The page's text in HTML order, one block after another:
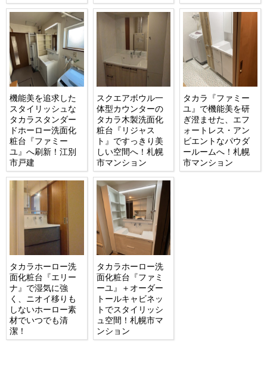
機能美を追求した
スタイリッシュな
タカラスタンダー
ドホーロー洗面化
粧台『ファミー
ユ』へ刷新！江別
市戸建
スクエアボウル一
体型カウンターの
タカラ木製洗面化
粧台『リジャス
ト』ですっきり美
しい空間へ！札幌
市マンション
タカラ『ファミー
ユ』で機能美を研
ぎ澄ませた、エフ
ォートレス・アン
ビエントなパウダ
ールームへ！札幌
市マンション
タカラホーロー洗
面化粧台『エリー
ナ』で湿気に強
く、ニオイ移りも
しないホーロー素
材でいつでも清
潔！
タカラホーロー洗
面化粧台『ファミ
ーユ』＋オーダー
トールキャビネッ
トでスタイリッシ
ュ空間！札幌市マ
ンション